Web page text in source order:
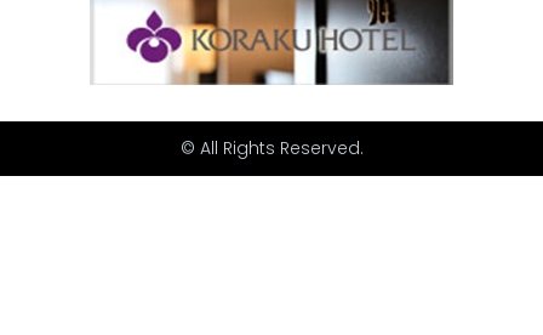
© All Rights Reserved.